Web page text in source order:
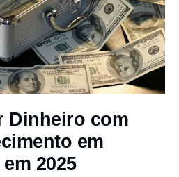
Dinheiro com
em
2025